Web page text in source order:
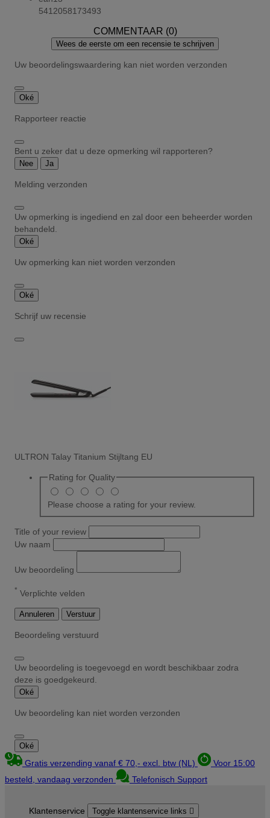
5412058173493
COMMENTAAR (0)
Wees de eerste om een recensie te schrijven
Uw beoordelingswaardering kan niet worden verzonden
Oké
Rapporteer reactie
Bent u zeker dat u deze opmerking wil rapporteren?
Nee Ja
Melding verzonden
Uw opmerking is ingediend en zal door een beheerder worden
behandeld.
Oké
Uw opmerking kan niet worden verzonden
Oké
Schrijf uw recensie
ULTRON Talay Titanium Stijltang EU
Rating for Quality
Please choose a rating for your review.
Title of your review
Uw naam
Uw beoordeling
* Verplichte velden
Annuleren Verstuur
Beoordeling verstuurd
Uw beoordeling is toegevoegd en wordt beschikbaar zodra
deze is goedgekeurd.
Oké
Uw beoordeling kan niet worden verzonden
Oké
Gratis verzending vanaf € 70,- excl. btw (NL)
Voor 15:00
besteld, vandaag verzonden
Telefonisch Support
Klantenservice Toggle klantenservice links 